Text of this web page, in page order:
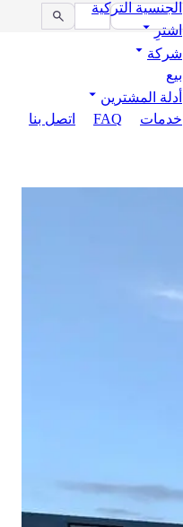
الجنسية التركية
اشترِ
شركة
بيع
أدلة المشترين
خدمات
FAQ اتصل بنا